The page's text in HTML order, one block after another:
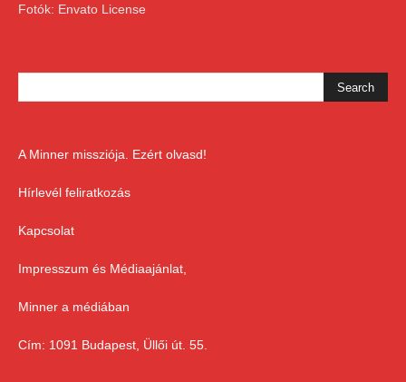
Fotók: Envato License
A Minner missziója. Ezért olvasd!
Hírlevél feliratkozás
Kapcsolat
Impresszum és Médiaajánlat,
Minner a médiában
Cím: 1091 Budapest, Üllői út. 55.